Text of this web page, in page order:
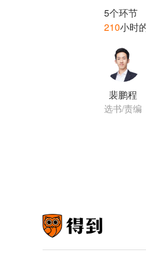
5个环节
210
裴鹏程
选书/责编